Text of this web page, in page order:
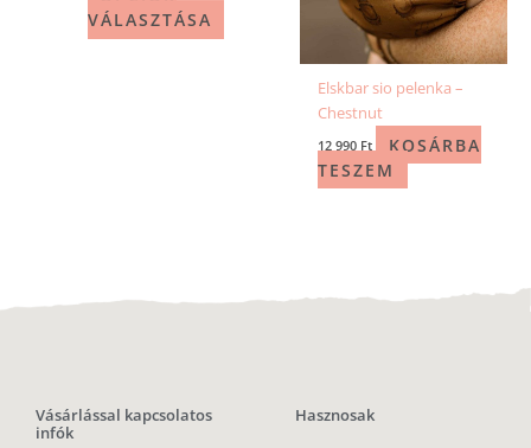
VÁLASZTÁSA
Elskbar sio pelenka –
Chestnut
12 990 Ft
KOSÁRBA
TESZEM
Vásárlással kapcsolatos
infók
Hasznosak